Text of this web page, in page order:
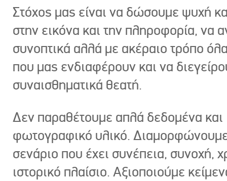
Στόχος μας είναι να δώσουμε ψυχή
στην εικόνα και την πληροφορία, να
συνοπτικά αλλά με ακέραιο τρόπο
που μας ενδιαφέρουν και να
συναισθηματικά θεατή.
Δεν παραθέτουμε απλά δεδομένα και
φωτογραφικό υλικό.
σενάριο που έχει συνέπεια, συνοχή,
ιστορικό πλαίσιο. Αξιοποιούμε